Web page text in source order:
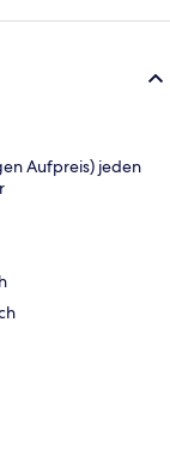
Aufpreis) jeden